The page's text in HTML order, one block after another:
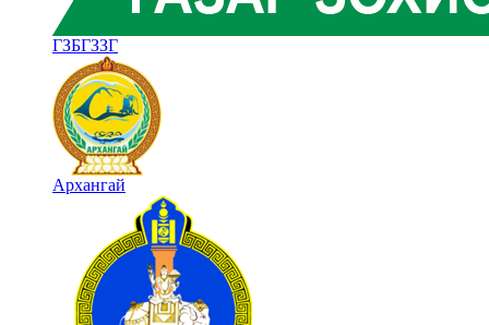
ГЗБГЗЗГ
Архангай